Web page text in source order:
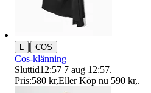
| COS
Cos-klänning
Sluttid12:57 7 aug 12:57.
Pris:580 kr,Eller Köp nu 590 kr,.